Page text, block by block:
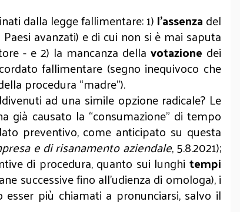
dalla legge fallimentare: 1)l’assenzadel
avanzati) e di cui non si è mai saputa
- e 2) la mancanza della votazione dei
fallimentare (segno inequivoco che
procedura “madre”).
ad una simile opzione radicale? Le
già causato la “consumazione” di tempo
preventivo, come anticipato su questa
e di risanamento aziendale, 5.8.2021);
di procedura, quanto sui lunghitempi
successive fino all’udienza di omologa), i
più chiamati a pronunciarsi, salvo il